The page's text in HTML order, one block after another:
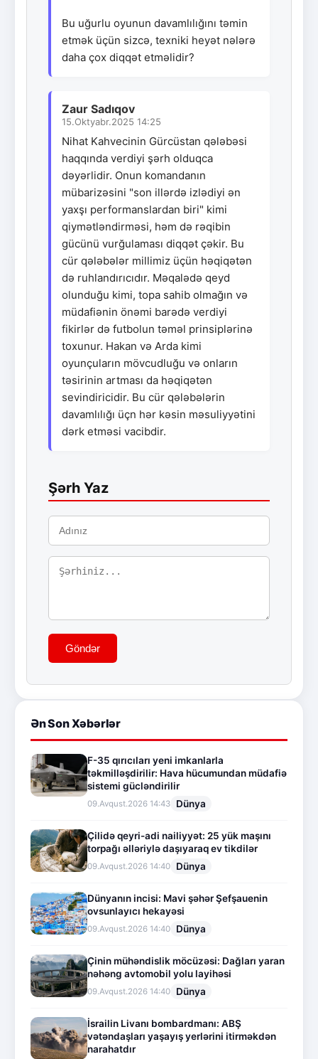
Bu uğurlu oyunun davamlılığını təmin
etmək üçün sizcə, texniki heyət nələrə
daha çox diqqət etməlidir?
Zaur Sadıqov
15.Oktyabr.2025 14:25
Nihat Kahvecinin Gürcüstan qələbəsi
haqqında verdiyi şərh olduqca
dəyərlidir. Onun komandanın
mübarizəsini "son illərdə izlədiyi ən
yaxşı performanslardan biri" kimi
qiymətləndirməsi, həm də rəqibin
gücünü vurğulaması diqqət çəkir. Bu
cür qələbələr millimiz üçün həqiqətən
də ruhlandırıcıdır. Məqalədə qeyd
olunduğu kimi, topa sahib olmağın və
müdafiənin önəmi barədə verdiyi
fikirlər də futbolun təməl prinsiplərinə
toxunur. Hakan və Arda kimi
oyunçuların mövcudluğu və onların
təsirinin artması da həqiqətən
sevindiricidir. Bu cür qələbələrin
davamlılığı üçn hər kəsin məsuliyyətini
dərk etməsi vacibdir.
Şərh Yaz
Göndər
Ən Son Xəbərlər
F-35 qırıcıları yeni imkanlarla
təkmilləşdirilir: Hava hücumundan müdafiə
sistemi gücləndirilir
09.Avqust.2026 14:43 Dünya
Çilidə qeyri-adi nailiyyət: 25 yük maşını
torpağı əlləriylə daşıyaraq ev tikdilər
09.Avqust.2026 14:40 Dünya
Dünyanın incisi: Mavi şəhər Şefşauenin
ovsunlayıcı hekayəsi
09.Avqust.2026 14:40 Dünya
Çinin mühəndislik möcüzəsi: Dağları yaran
nəhəng avtomobil yolu layihəsi
09.Avqust.2026 14:40 Dünya
İsrailin Livanı bombardmanı: ABŞ
vətəndaşları yaşayış yerlərini itirməkdən
narahatdır